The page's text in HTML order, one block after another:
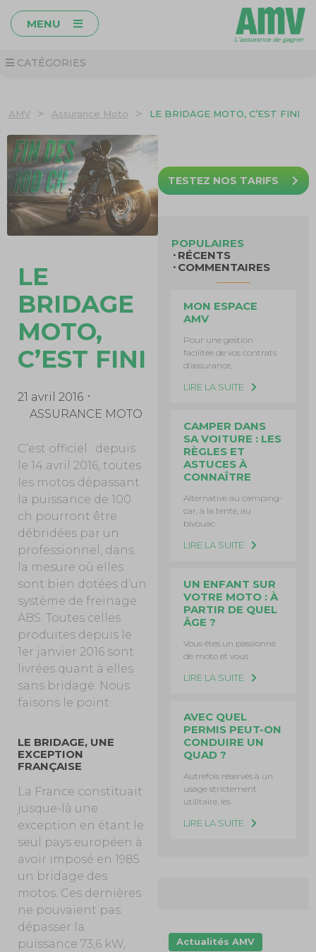
MENU
CATÉGORIES
AMV > Assurance Moto > LE BRIDAGE MOTO, C’EST FINI
LE
BRIDAGE
MOTO,
C’EST FINI
21 avril 2016
ASSURANCE MOTO
C’est officiel : depuis
le 14 avril 2016, toutes
les motos dépassant
la puissance de 100
ch pourront être
débridées par un
professionnel, dans
la mesure où elles
sont bien dotées d’un
système de freinage
ABS. Toutes celles
produites depuis le
1er janvier 2016 sont
livrées quant à elles
sans bridage. Nous
faisons le point.
LE BRIDAGE, UNE
EXCEPTION
FRANÇAISE
La France constituait
jusque-là une
exception en étant le
seul pays européen à
avoir imposé en 1985
un bridage des
motos. Ces dernières
ne pouvaient pas
dépasser la
puissance 73,6 kW,
TESTEZ NOS TARIFS
POPULAIRES
RÉCENTS
COMMENTAIRES
MON ESPACE
AMV
Pour une gestion
facilitée de vos contrats
d’assurance,
LIRE LA SUITE
CAMPER DANS
SA VOITURE : LES
RÈGLES ET
ASTUCES À
CONNAÎTRE
Alternative au camping-
car, à la tente, au
bivouac
LIRE LA SUITE
UN ENFANT SUR
VOTRE MOTO : À
PARTIR DE QUEL
ÂGE ?
Vous êtes un passionné
de moto et vous
LIRE LA SUITE
AVEC QUEL
PERMIS PEUT-ON
CONDUIRE UN
QUAD ?
Autrefois réservés à un
usage strictement
utilitaire, les
LIRE LA SUITE
Actualités AMV